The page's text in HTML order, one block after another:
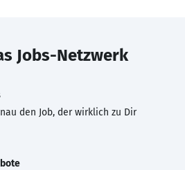
Jobs-Netzwerk
den Job, der wirklich zu Dir